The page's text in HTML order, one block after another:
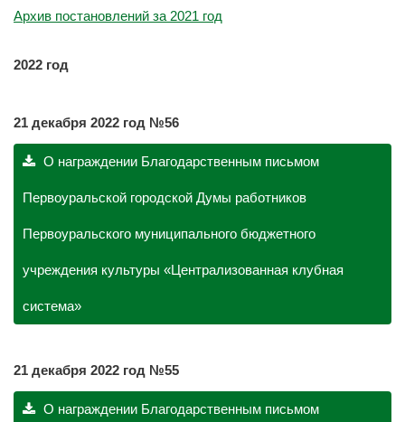
Архив постановлений за 2021 год
2022 год
21 декабря 2022 год №56
О награждении Благодарственным письмом
Первоуральской городской Думы работников
Первоуральского муниципального бюджетного
учреждения культуры «Централизованная клубная
система»
21 декабря 2022 год №55
О награждении Благодарственным письмом